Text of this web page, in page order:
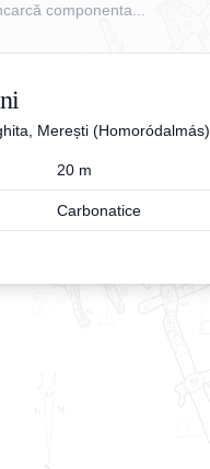
componenta...
Merești (Homoródalmás)
20 m
Carbonatice